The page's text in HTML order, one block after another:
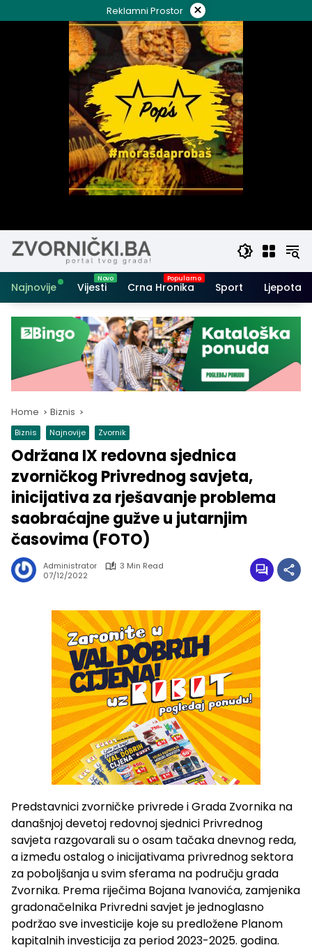
to
Reklamni Prostor ×
Najnovije Vijesti Crna Hronika Sport Ljepota i
Home Biznis
Biznis Najnovije Zvornik
Održana IX redovna sjednica
zvorničkog Privrednog savjeta,
inicijativa za rješavanje problema
saobraćajne gužve u jutarnjim
časovima (FOTO)
Administrator
3 Min Read
07/12/2022
Predstavnici zvorničke privrede i Grada Zvornika na
današnjoj devetoj redovnoj sjednici Privrednog
savjeta razgovarali su o osam tačaka dnevnog reda,
a između ostalog o inicijativama privrednog sektora
za poboljšanja u svim sferama na području grada
Zvornika. Prema riječima Bojana Ivanovića, zamjenika
gradonačelnika Privredni savjet je jednoglasno
podržao sve investicije koje su predložene Planom
kapitalnih investicija za period 2023-2025. godina.